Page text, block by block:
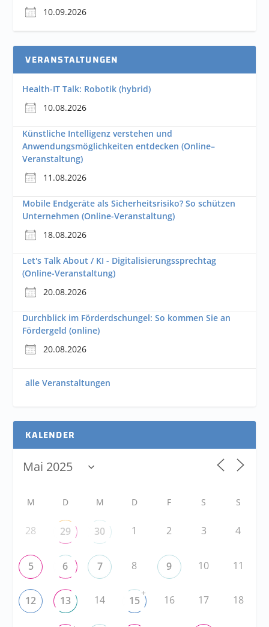
10.09.2026
VERANSTALTUNGEN
Health-IT Talk: Robotik (hybrid)
10.08.2026
Künstliche Intelligenz verstehen und
Anwendungsmöglichkeiten entdecken (Online–
Veranstaltung)
11.08.2026
Mobile Endgeräte als Sicherheitsrisiko? So schützen
Unternehmen (Online-Veranstaltung)
18.08.2026
Let's Talk About / KI - Digitalisierungssprechtag
(Online-Veranstaltung)
20.08.2026
Durchblick im Förderdschungel: So kommen Sie an
Fördergeld (online)
20.08.2026
alle Veranstaltungen
KALENDER
M D M D F S S
28 29 30 1 2 3 4
5 6 7 8 9 10 11
12 13 14 15
+
16 17 18